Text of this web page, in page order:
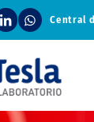
Central